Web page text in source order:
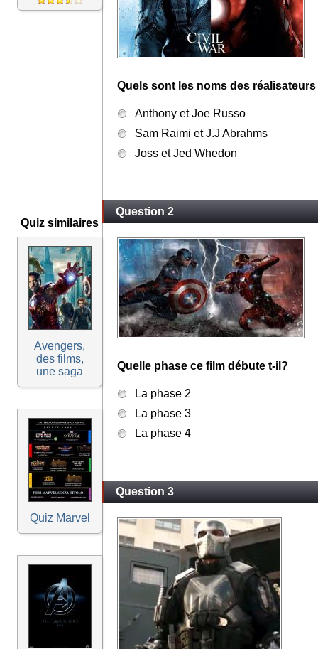
Quiz similaires
Avengers,
des films,
une saga
Quiz Marvel
Quels sont les noms des
Anthony et Joe Russo
Sam Raimi et J.J Abrahms
Joss et Jed Whedon
Question 2
Quelle phase ce film débute t-il?
La phase 2
La phase 3
La phase 4
Question 3